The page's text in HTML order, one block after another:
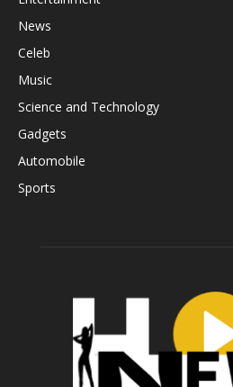
News
Celeb
Music
Science and Technology
Gadgets
Automobile
Sports